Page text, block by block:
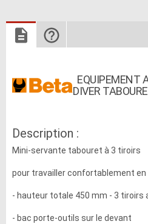
EQUIPEMENT
DIVER
Description :
Mini-servante tabouret à 3 tiroirs
pour travailler confortablement
- hauteur totale 450 mm - 3 tiroirs
- bac porte-outils sur le devant